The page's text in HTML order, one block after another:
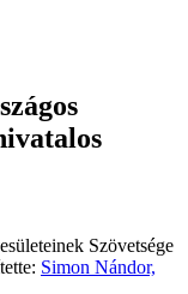
Szövetsége
Simon Nándor,